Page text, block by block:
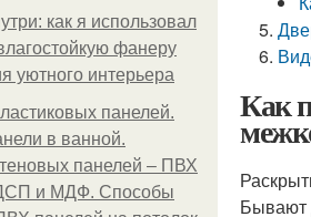
как я использовал
фанеру
уютного интерьера
панелей.
в ванной.
панелей – ПВХ
и МДФ. Способы
Как
Бывают